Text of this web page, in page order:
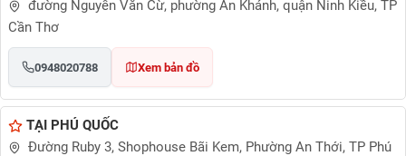
đường Nguyễn Văn Cừ, phường An Khánh, quận Ninh Kiều, TP
Cần Thơ
0948020788 Xem bản đồ
TẠI PHÚ QUỐC
Đường Ruby 3, Shophouse Bãi Kem, Phường An Thới, TP Phú